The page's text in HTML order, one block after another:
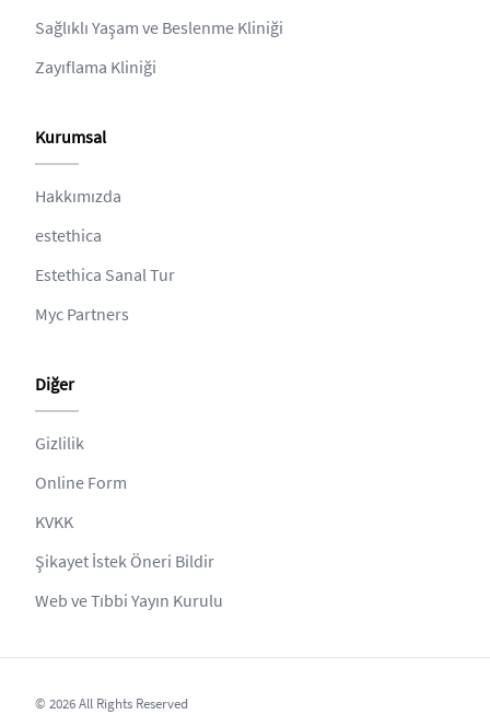
Sağlıklı Yaşam ve Beslenme Kliniği
Zayıflama Kliniği
Kurumsal
Hakkımızda
estethica
Estethica Sanal Tur
Myc Partners
Diğer
Gizlilik
Online Form
KVKK
Şikayet İstek Öneri Bildir
Web ve Tıbbi Yayın Kurulu
© 2026 All Rights Reserved